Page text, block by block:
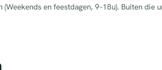
en feestdagen, 9–18u). Buiten die